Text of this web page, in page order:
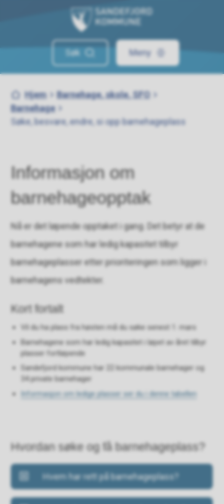
Sandefjord kommune
Søk Meny
Du er her:
Hjem
Barnehage, skole, SFO
Barnehage
Søke, besvare, endre, si opp barnehageplass
Informasjon om
barnehageopptak
Nå er det løpende opptaket i gang. Det betyr at de
barnehagene som har ledig kapasitet tilbyr
barnehageplasser etter prioriteringen som ligger i
barnehagens vedtekter.
Kort fortalt
Vil du ha plass fra høsten må du søke senest 1. mars
Barnehagene som har ledig kapasitet i løpet av året tilbyr
plasser fortløpende
Sandefjord kommune har 22 kommunale barnehager og
34 private barnehager
Informasjon om ledige plasser ser du i denne tabellen
Hvordan søke og få barnehageplass?
Hvem har rett på barnehageplass?